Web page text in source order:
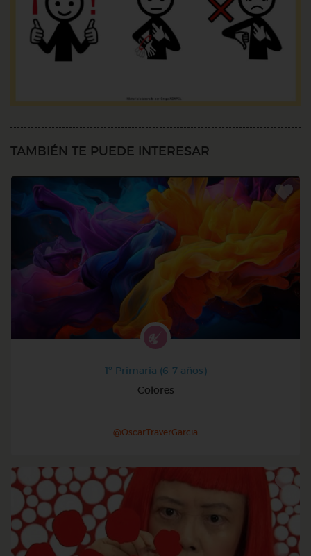
TAMBIÉN TE PUEDE INTERESAR
1º Primaria (6-7 años)
Colores
@OscarTraverGarcia